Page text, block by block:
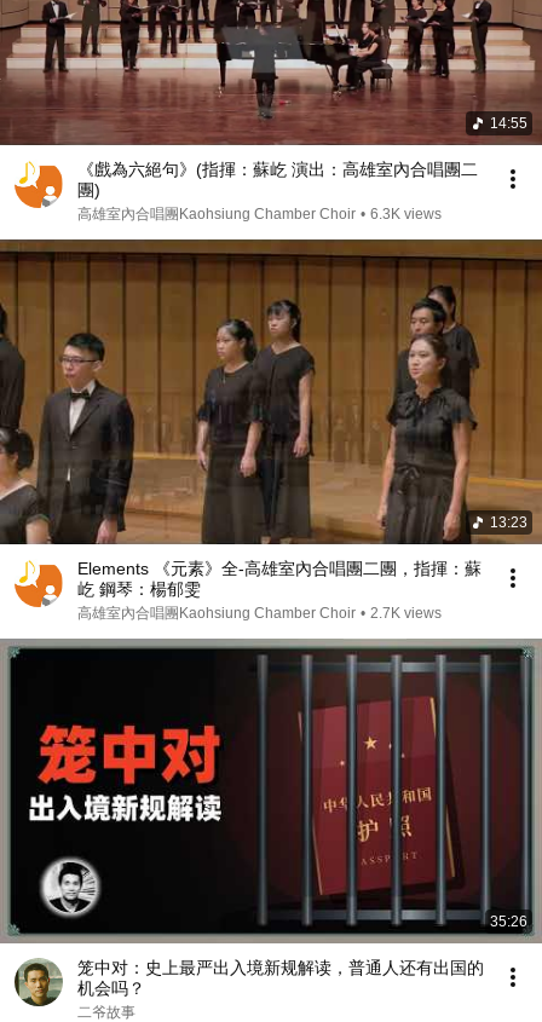
14:55
《戲為六絕句》(指揮：蘇屹 演出：高雄室內合唱團二
團)
高雄室內合唱團Kaohsiung Chamber Choir • 6.3K views
13:23
Elements 《元素》全-高雄室內合唱團二團，指揮：蘇
屹 鋼琴：楊郁雯
高雄室內合唱團Kaohsiung Chamber Choir • 2.7K views
35:26
笼中对：史上最严出入境新规解读，普通人还有出国的
机会吗？
二爷故事